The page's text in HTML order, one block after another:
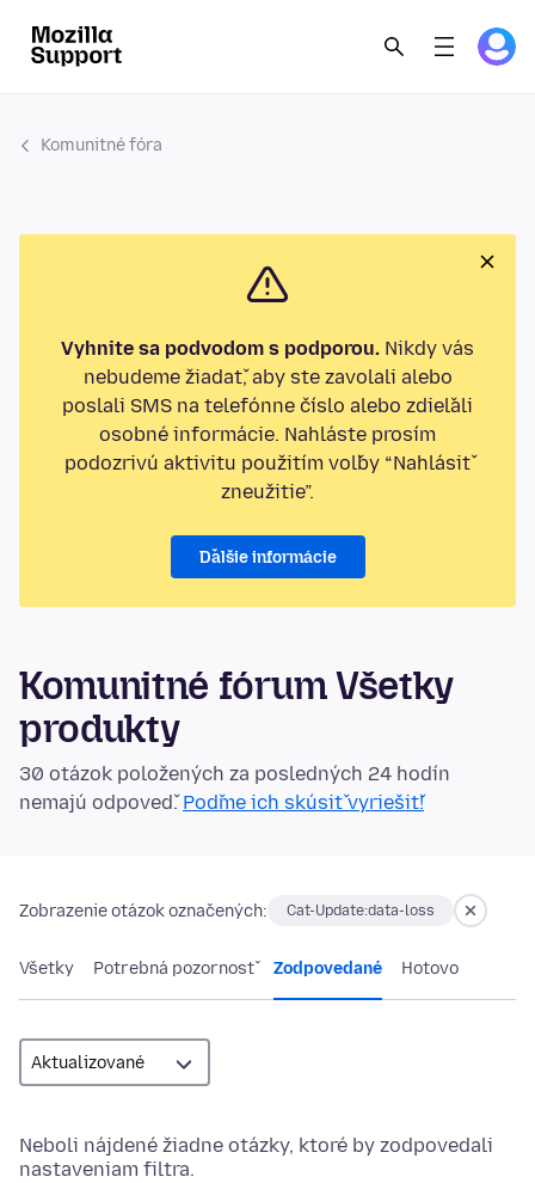
Komunitné fóra
Vyhnite sa podvodom s podporou. Nikdy vás
nebudeme žiadať, aby ste zavolali alebo
poslali SMS na telefónne číslo alebo zdieľali
osobné informácie. Nahláste prosím
podozrivú aktivitu použitím voľby “Nahlásiť
zneužitie”.
Ďalšie informácie
Komunitné fórum Všetky
produkty
30 otázok položených za posledných 24 hodín
nemajú odpoveď.Poďme ich skúsiť vyriešiť!
Zobrazenie otázok označených: Cat-Update:data-loss
Všetky Potrebná pozornosť Zodpovedané Hotovo
Neboli nájdené žiadne otázky, ktoré by zodpovedali
nastaveniam filtra.